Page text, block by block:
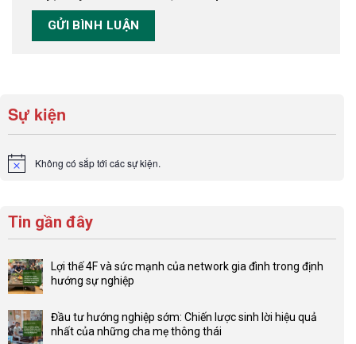
Sự kiện
Notice Không có sắp tới các sự kiện.
Tin gần đây
Lợi thế 4F và sức mạnh của network gia đình trong định
hướng sự nghiệp
bình
luận
Đầu tư hướng nghiệp sớm: Chiến lược sinh lời hiệu quả
nhất của những cha mẹ thông thái